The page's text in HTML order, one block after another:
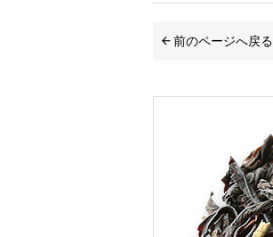
前のページへ戻る